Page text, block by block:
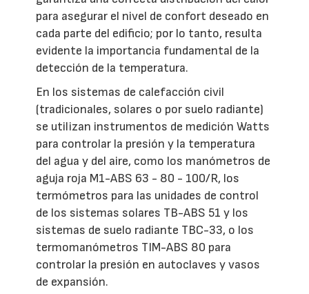
para asegurar el nivel de confort deseado en
cada parte del edificio; por lo tanto, resulta
evidente la importancia fundamental de la
detección de la temperatura.
En los sistemas de calefacción civil
(tradicionales, solares o por suelo radiante)
se utilizan instrumentos de medición Watts
para controlar la presión y la temperatura
del agua y del aire, como los manómetros de
aguja roja M1-ABS 63 - 80 - 100/R, los
termómetros para las unidades de control
de los sistemas solares TB-ABS 51 y los
sistemas de suelo radiante TBC-33, o los
termomanómetros TIM-ABS 80 para
controlar la presión en autoclaves y vasos
de expansión.